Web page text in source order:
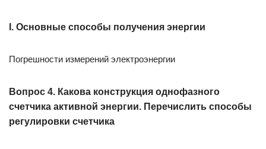
I. Основные способы получения энергии
Погрешности измерений электроэнергии
Вопрос 4. Какова конструкция однофазного
счетчика активной энергии. Перечислить способы
регулировки счетчика